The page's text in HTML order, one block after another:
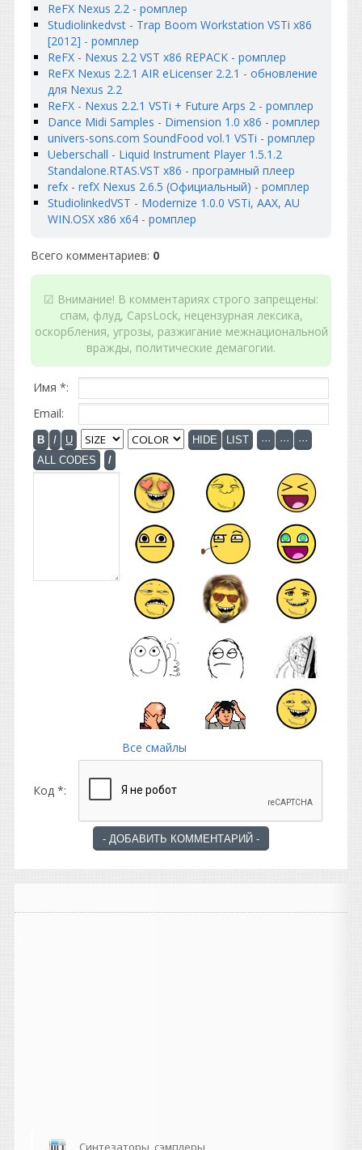
ReFX Nexus 2.2 - ромплер
Studiolinkedvst - Trap Boom Workstation VSTi x86
[2012] - ромплер
ReFX - Nexus 2.2 VST x86 REPACK - ромплер
ReFX Nexus 2.2.1 AIR eLicenser 2.2.1 - ​обновление
для Nexus 2.2
ReFX - Nexus 2.2.1 VSTi + Future Arps 2 - ромплер
Dance Midi Samples - Dimension 1.0 x86 - ромплер
univers-sons.com SoundFood vol.1 VSTi - ромплер
Ueberschall - Liquid Instrument Player 1.5.1.2
Standalone.RTAS.VST x86 - програмный плеер
refx - refX Nexus 2.6.5 (Официальный) - ромплер
StudiolinkedVST - Modernize 1.0.0 VSTi, AAX, AU
WIN.OSX x86 x64 - ромплер
Всего комментариев: 0
☑ Внимание! В комментариях строго запрещены:
спам, флуд, CapsLock, нецензурная лексика,
оскорбления, угрозы, разжигание межнациональной
вражды, политические демагогии.
Имя *:
Email:
Все смайлы
Код *:
Синтезаторы, сэмплеры